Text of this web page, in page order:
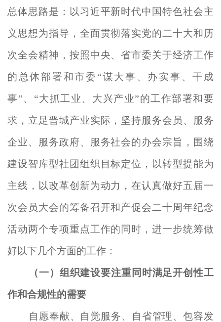
总体思路是：以习近平新时代中国特色社会主
义思想为指导，全面贯彻落实党的二十大和历
次全会精神，按照中央、省市委关于经济工作
的总体部署和市委“谋大事、办实事、干成
事”、“大抓工业、大兴产业”的工作部署和要
求 ，立足晋城产业实际，坚持服务会员、服务
企业、服务政府、服务社会的办会宗旨，围绕
建设智库型社团组织目标定位，以转型提能为
主线，以改革创新为动力，在认真做好五届一
次会员大会的筹备召开和产促会二十周年纪念
活动两个专项重点工作的同时，进一步统筹做
好以下几个方面的工作：
（一） 组织建设要注重同时满足开创性工
作和合规性的需要
自愿奉献、自觉服务、自省管理、包容发